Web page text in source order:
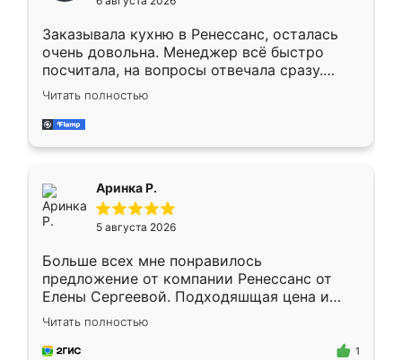
мебели буду заказывать только здесь.
Заказывала кухню в Ренессанс, осталась
очень довольна. Менеджер всё быстро
посчитала, на вопросы отвечала сразу.
Замерщик приехал в субботу, подошёл к
делу со всей ответственностью. Собрали
за день, ребята работали аккуратно, даже
Читать полностью
Аринка Р.
5 августа 2026
Больше всех мне понравилось
предложение от компании Ренессанс от
Елены Сергеевой. Подходяшщая цена и
короткие сроки изготовления. Приехавший
для замера сотрудник Владислав
предложил по моему эскизу самый
Читать полностью
1